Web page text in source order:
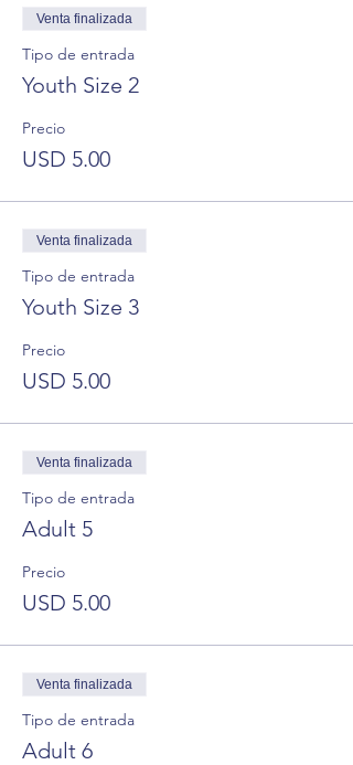
Venta finalizada
Tipo de entrada
Youth Size 2
Precio
USD 5.00
Venta finalizada
Tipo de entrada
Youth Size 3
Precio
USD 5.00
Venta finalizada
Tipo de entrada
Adult 5
Precio
USD 5.00
Venta finalizada
Tipo de entrada
Adult 6